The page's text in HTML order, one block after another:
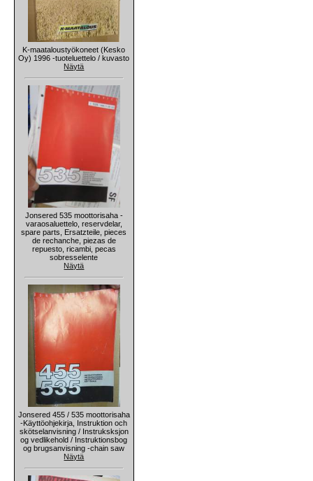
K-maataloustyökoneet (Kesko
Oy) 1996 -tuoteluettelo / kuvasto
Näytä
Jonsered 535 moottorisaha -
varaosaluettelo, reservdelar,
spare parts, Ersatzteile, pieces
de rechanche, piezas de
repuesto, ricambi, pecas
sobresselente
Näytä
Jonsered 455 / 535 moottorisaha
-Käyttöohjekirja, Instruktion och
skötselanvisning / Instruksksjon
og vedlikehold / Instruktionsbog
og brugsanvisning -chain saw
Näytä